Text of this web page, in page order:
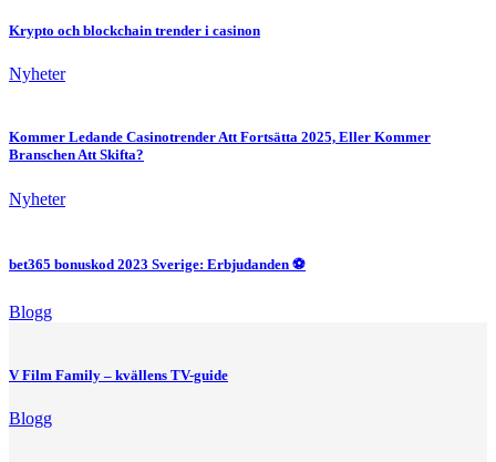
Krypto och blockchain trender i casinon
Nyheter
Kommer Ledande Casinotrender Att Fortsätta 2025, Eller Kommer
Branschen Att Skifta?
Nyheter
bet365 bonuskod 2023 Sverige: Erbjudanden ⚽
Blogg
V Film Family – kvällens TV-guide
Blogg